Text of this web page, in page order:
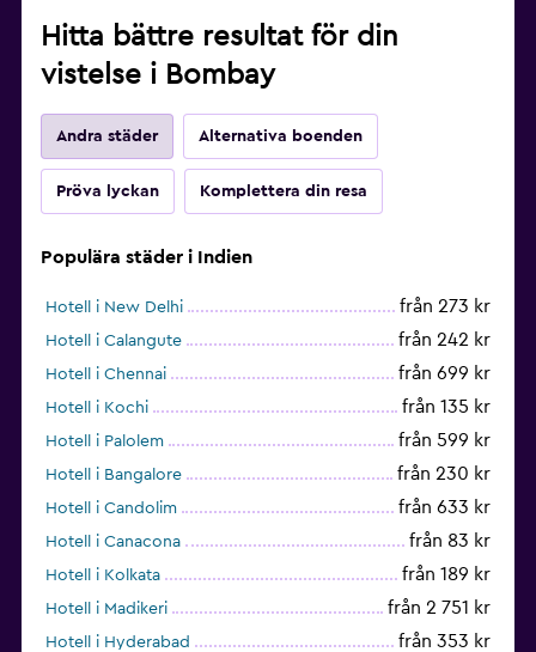
Hitta bättre resultat för din
vistelse i Bombay
Andra städer Alternativa boenden
Pröva lyckan Komplettera din resa
Populära städer i Indien
Hotell i New Delhi från 273 kr
Hotell i Calangute från 242 kr
Hotell i Chennai från 699 kr
Hotell i Kochi från 135 kr
Hotell i Palolem från 599 kr
Hotell i Bangalore från 230 kr
Hotell i Candolim från 633 kr
Hotell i Canacona från 83 kr
Hotell i Kolkata från 189 kr
Hotell i Madikeri från 2 751 kr
Hotell i Hyderabad från 353 kr